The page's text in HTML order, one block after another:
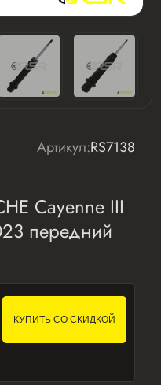
Артикул:RS7138
Cayenne III
передний
КУПИТЬ СО СКИДКОЙ